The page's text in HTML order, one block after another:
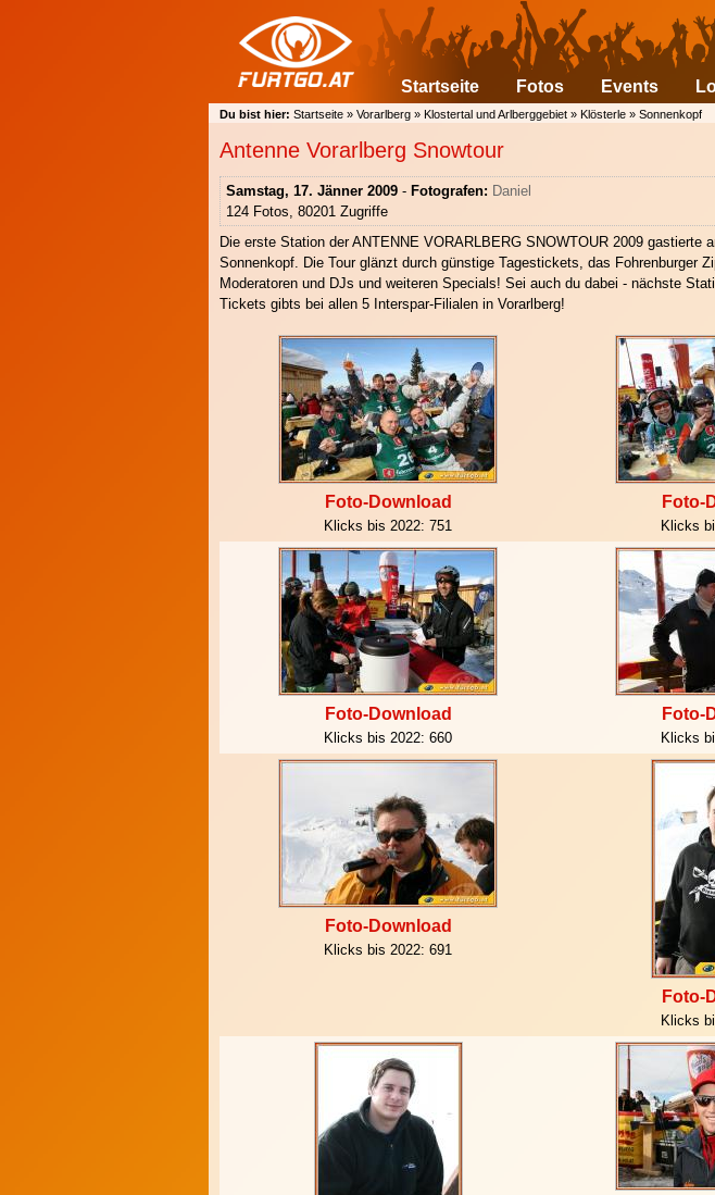
Startseite Fotos Events
Du bist hier: Startseite » Vorarlberg » Klostertal und Arlberggebiet » Klösterle » Sonnenkopf
Antenne Vorarlberg Snowtour
Samstag, 17. Jänner 2009 - Fotografen: Daniel
124 Fotos, 80201 Zugriffe
Die erste Station der ANTENNE VORARLBERG SNOWTOUR 2009 gastierte
Sonnenkopf. Die Tour glänzt durch günstige Tagestickets, das Fohrenburger
Moderatoren und DJs und weiteren Specials! Sei auch du dabei - nächste
Tickets gibts bei allen 5 Interspar-Filialen in Vorarlberg!
Foto-Download
Klicks bis 2022: 751
Foto-
Klicks
Foto-Download
Klicks bis 2022: 660
Foto-
Klicks
Foto-Download
Klicks bis 2022: 691
Foto-
Klicks